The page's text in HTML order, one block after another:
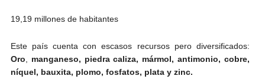
19,19 millones de habitantes
Este país cuenta con escasos recursos pero diversificados:
Oro
manganeso, piedra caliza, mármol, antimonio, cobre,
níquel, bauxita, plomo, fosfatos, plata y zinc.